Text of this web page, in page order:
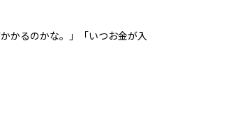
かるのかな。」「いつお金が入